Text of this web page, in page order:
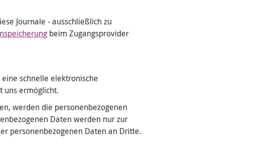
Journale - ausschließlich zu
beim Zugangsprovider
schnelle elektronische
uns ermöglicht.
werden die personenbezogenen
Daten werden nur zur
personenbezogenen Daten an Dritte.